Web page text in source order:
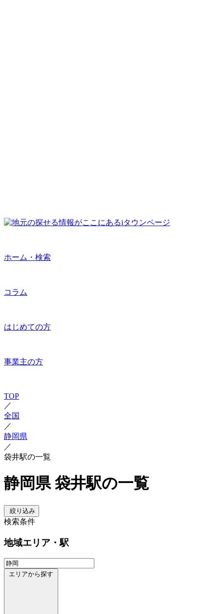
ホーム・検索
コラム
はじめての方
事業主の方
TOP
／
全国
／
静岡県
／
袋井駅の一覧
静岡県 袋井駅の一覧
絞り込み
検索条件
地域エリア・駅
エリアから探す